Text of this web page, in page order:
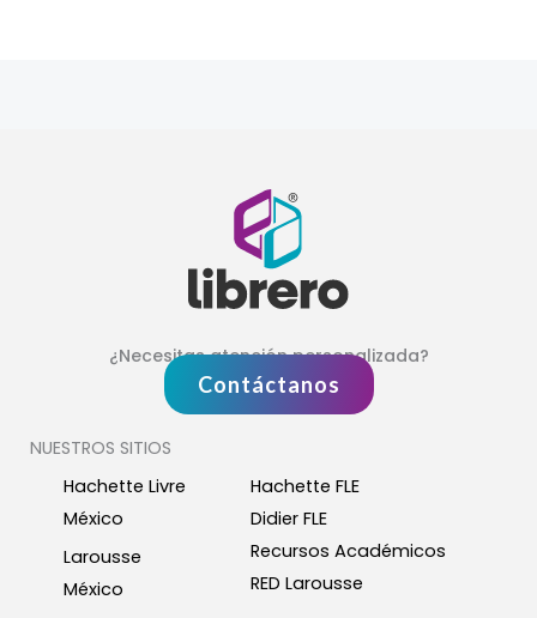
¿Necesitas atención personalizada?
Contáctanos
NUESTROS SITIOS
Hachette Livre
México
Larousse
México
Hachette FLE
Didier FLE
Recursos Académicos
RED Larousse